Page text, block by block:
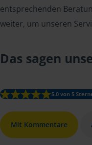
entsprechenden
weiter, um unseren
Das sagen
5.0 von 5
Mit Kommentare